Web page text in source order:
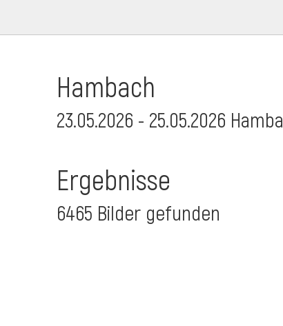
Hambach
23.05.2026 - 25.05.2026
Ergebnisse
6465 Bilder gefunden